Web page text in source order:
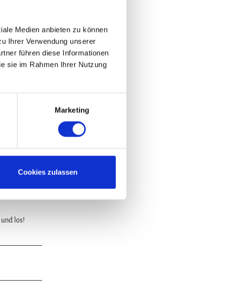
Medien anbieten zu können
Ihrer Verwendung unserer
führen diese Informationen
sie im Rahmen Ihrer Nutzung
Marketing
Cookies zulassen
zum
Weg
weit.
los!